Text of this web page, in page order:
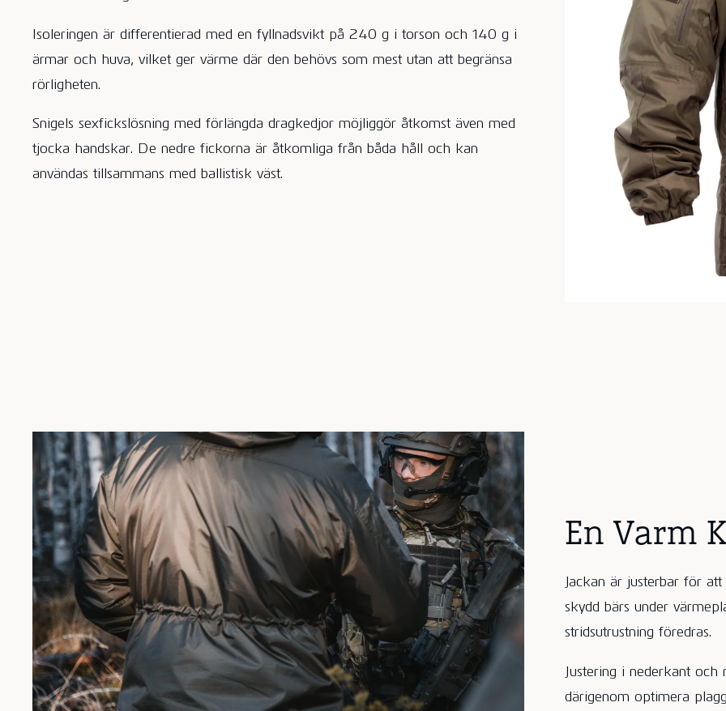
Isoleringen är differentierad med en fyllnadsvikt på 240 g i torson och 140 g i
ärmar och huva, vilket ger värme där den behövs som mest utan att begränsa
rörligheten.
Snigels sexfickslösning med förlängda dragkedjor möjliggör åtkomst även med
tjocka handskar. De nedre fickorna är åtkomliga från båda håll och kan
användas tillsammans med ballistisk väst.
En Varm
Jackan är justerbar för
skydd bärs under
stridsutrustning föredras.
Justering i nederkant
därigenom optimera